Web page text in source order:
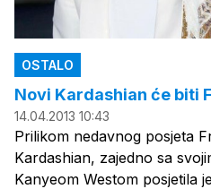
OSTALO
Novi Kardashian će biti
14.04.2013 10:43
Prilikom nedavnog posjeta
Kardashian, zajedno sa
Kanyeom Westom posjetila